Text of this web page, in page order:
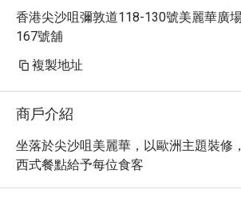
香港尖沙咀彌敦道118-130號美麗華廣
167號舖
複製地址
商戶介紹
坐落於尖沙咀美麗華，以歐洲主題裝修
西式餐點給予每位食客